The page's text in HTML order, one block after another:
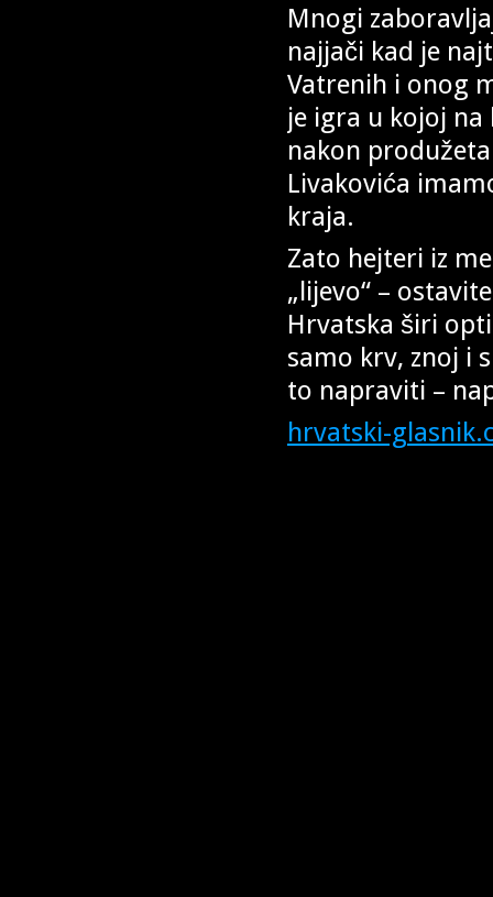
Mnogi
najjači kad je
Vatrenih i onog
je igra u kojoj
nakon
Livakovića
kraja.
Zato hejteri iz
„lijevo“ –
Hrvatska širi
samo krv, znoj i
to napraviti –
hrvatski-